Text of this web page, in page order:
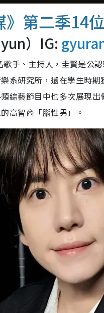
》第二季14
）IG:
手、主持人，圭賢是公
系研究所，還在學生時
綜藝節目中也多次展現
高智商「腦性男」。